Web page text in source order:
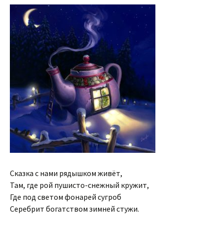
Сказка с нами рядышком живёт,
Там, где рой пушисто-снежный кружит,
Где под светом фонарей сугроб
Серебрит богатством зимней стужи.